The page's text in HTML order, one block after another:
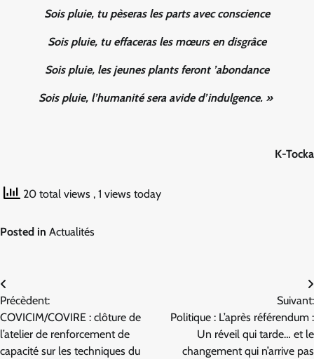
Sois pluie, tu pèseras les parts avec conscience
Sois pluie, tu effaceras les mœurs en disgrâce
Sois pluie, les jeunes plants feront ’abondance
Sois pluie, l’humanité sera avide d’indulgence. »
K-Tocka
20 total views , 1 views today
Posted in Actualités
Navigation
de
l’article
Précèdent:
COVICIM/COVIRE : clôture de
l’atelier de renforcement de
capacité sur les techniques du
Suivant:
Politique : L’après référendum :
Un réveil qui tarde… et le
changement qui n’arrive pas